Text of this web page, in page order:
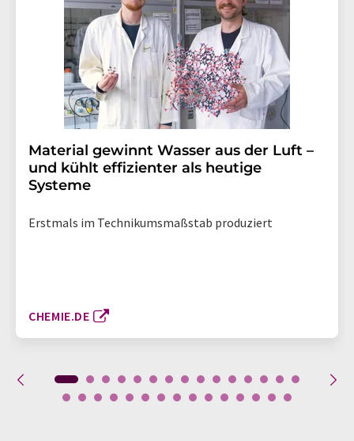
Material gewinnt Wasser aus der Luft –
und kühlt effizienter als heutige
Systeme
Erstmals im Technikumsmaßstab produziert
CHEMIE.DE